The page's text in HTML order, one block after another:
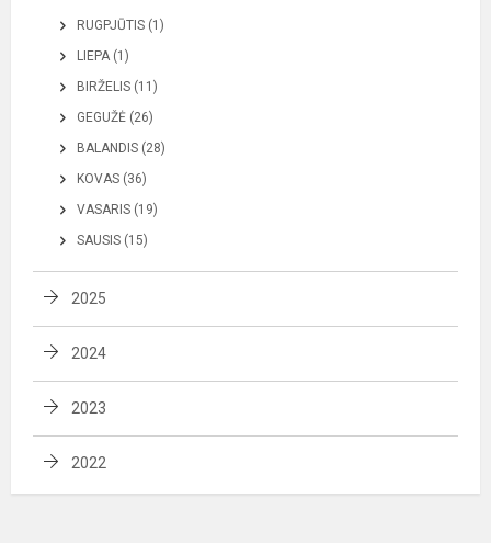
RUGPJŪTIS (1)
LIEPA (1)
BIRŽELIS (11)
GEGUŽĖ (26)
BALANDIS (28)
KOVAS (36)
VASARIS (19)
SAUSIS (15)
2025
2024
2023
2022